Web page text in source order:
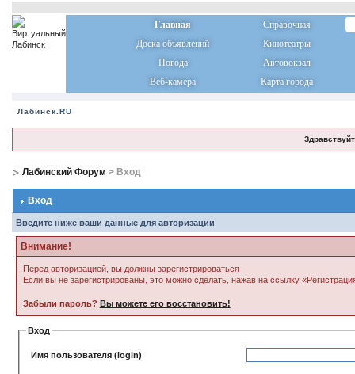
Главная
Справочная
Доска объявлений
Кинотеатры
Погода
Автовокзал
Веб-камера
Карта города
Лабинск.RU
Лабинский Форум > Вход
Вход
Введите ниже ваши данные для авторизации
Внимание!
Перед авторизацией, вы должны зарегистрироваться
Если вы не зарегистрированы, это можно сделать, нажав на ссылку
Забыли пароль? Вы можете его восстановить!
Вход
Имя пользователя (login)